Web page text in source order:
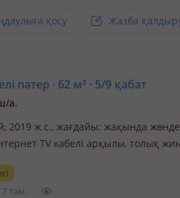
қосу Жазба
пәтер · 62 м² · 5/9 қабат
а.
2019 ж.с., жағдайы: жақында
TV кабелі арқылы, толық
вся мебель хорошего качества
7 там.